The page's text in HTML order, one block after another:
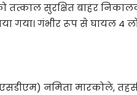
तत्काल सुरक्षित बाहर
गया। गंभीर रूप से घायल 4
नमिता मारकोले,